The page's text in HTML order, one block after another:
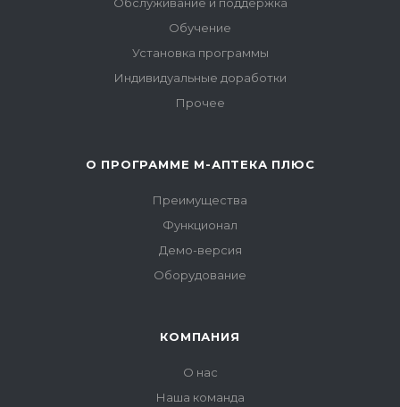
Обучение
Установка программы
Индивидуальные доработки
Прочее
О ПРОГРАММЕ М-АПТЕКА ПЛЮС
Преимущества
Функционал
Демо-версия
Оборудование
КОМПАНИЯ
О нас
Наша команда